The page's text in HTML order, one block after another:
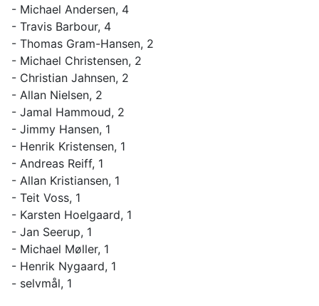
- Michael Andersen, 4
- Travis Barbour, 4
- Thomas Gram-Hansen, 2
- Michael Christensen, 2
- Christian Jahnsen, 2
- Allan Nielsen, 2
- Jamal Hammoud, 2
- Jimmy Hansen, 1
- Henrik Kristensen, 1
- Andreas Reiff, 1
- Allan Kristiansen, 1
- Teit Voss, 1
- Karsten Hoelgaard, 1
- Jan Seerup, 1
- Michael Møller, 1
- Henrik Nygaard, 1
- selvmål, 1